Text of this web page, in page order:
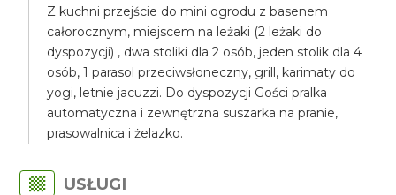
Z kuchni przejście do mini ogrodu z basenem
całorocznym, miejscem na leżaki (2 leżaki do
dyspozycji) , dwa stoliki dla 2 osób, jeden stolik dla 4
osób, 1 parasol przeciwsłoneczny, grill, karimaty do
yogi, letnie jacuzzi. Do dyspozycji Gości pralka
automatyczna i zewnętrzna suszarka na pranie,
prasowalnica i żelazko.
USŁUGI